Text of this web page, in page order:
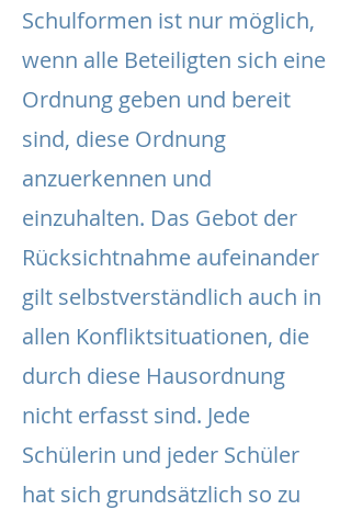
Schulformen ist nur möglich,
wenn alle Beteiligten sich eine
Ordnung geben und bereit
sind, diese Ordnung
anzuerkennen und
einzuhalten. Das Gebot der
Rücksichtnahme aufeinander
gilt selbstverständlich auch in
allen Konfliktsituationen, die
durch diese Hausordnung
nicht erfasst sind. Jede
Schülerin und jeder Schüler
hat sich grundsätzlich so zu